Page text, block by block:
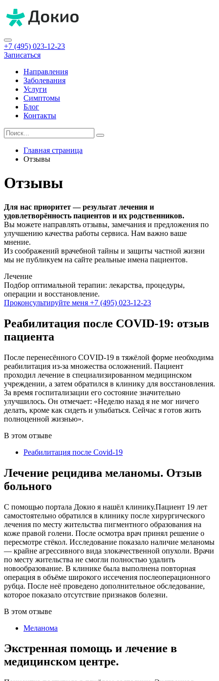
+7 (495) 023-12-23
Записаться
Направления
Заболевания
Услуги
Симптомы
Блог
Контакты
Главная страница
Отзывы
Отзывы
Для нас приоритет — результат лечения и
удовлетворённость пациентов и их родственников.
Вы можете направлять отзывы, замечания и предложения по
улучшению качества работы сервиса. Нам важно ваше
мнение.
Из соображений врачебной тайны и защиты частной жизни
мы не публикуем на сайте реальные имена пациентов.
Лечение
Подбор оптимальной терапии: лекарства, процедуры,
операции и восстановление.
Проконсультируйте меня +7 (495) 023-12-23
Реабилитация после COVID-19: отзыв
пациента
После перенесённого COVID-19 в тяжёлой форме необходима
реабилитация из-за множества осложнений. Пациент
проходил лечение в специализированном медицинском
учреждении, а затем обратился в клинику для восстановления.
За время госпитализации его состояние значительно
улучшилось. Он отмечает: «Неделю назад я не мог ничего
делать, кроме как сидеть и улыбаться. Сейчас я готов жить
полноценной жизнью».
В этом отзыве
Реабилитация после Covid-19
Лечение рецидива меланомы. Отзыв
больного
С помощью портала Докио я нашёл клинику.Пациент 19 лет
самостоятельно обратился в клинику после хирургического
лечения по месту жительства пигментного образования на
коже правой голени. После осмотра врач принял решение о
пересмотре стёкол. Исследование показало наличие меланомы
— крайне агрессивного вида злокачественной опухоли. Врачи
по месту жительства не смогли полностью удалить
новообразование. В клинике была выполнена повторная
операция в объёме широкого иссечения послеоперационного
рубца. После неё проведено дополнительное обследование,
которое показало отсутствие признаков болезни.
В этом отзыве
Меланома
Экстренная помощь и лечение в
медицинском центре.